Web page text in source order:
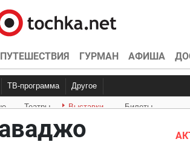
ПУТЕШЕСТВИЯ ГУРМАН АФИША
контроля Интервью Эксклюзив
ТВ-программа Другое
Конкурсы Видео
Театры Выставки Билеты